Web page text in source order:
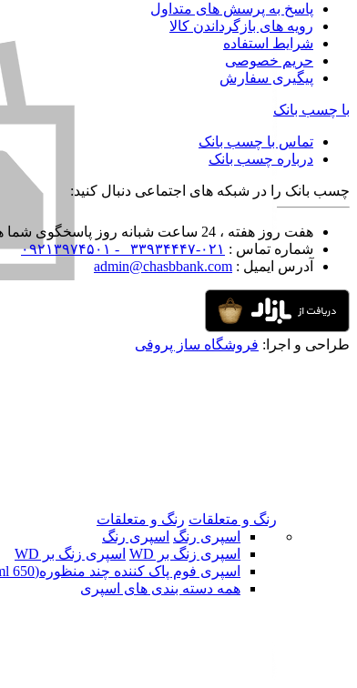
رنگ و متعلقات رنگ و متعلقات
اسپری رنگ اسپری رنگ
اسپری زنگ بر WD
اسپری زنگ بر WD
اسپری فوم پاک کننده چند منظوره(650 ml)
همه دسته بندی های اسپری
پاسخ به پرسش های متداول
رویه های بازگرداندن کالا
شرایط استفاده
حریم خصوصی
پیگیری سفارش
با چسب بانک
تماس با چسب بانک
درباره چسب بانک
چسب بانک را در شبکه های اجتماعی دنبال کنید:
هفت روز هفته ، 24 ساعت شبانه روز پاسخگوی شما هستیم
شماره تماس : ۰۲۱-۳۳۹۳۴۴۴۷ -
۰۹۲۱۳۹۷۴۵۰۱
آدرس ایمیل : admin@chasbbank.com
طراحی و اجرا: فروشگاه ساز پروفی